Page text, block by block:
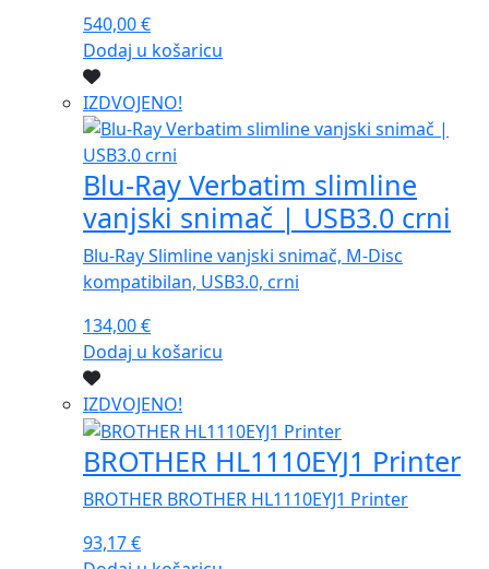
540,00€
Dodaj u košaricu
IZDVOJENO!
Blu-Ray Verbatim slimline
vanjski snimač | USB3.0 crni
Blu-Ray Slimline vanjski snimač, M-Disc
kompatibilan, USB3.0, crni
134,00€
Dodaj u košaricu
IZDVOJENO!
BROTHER HL1110EYJ1 Printer
BROTHER BROTHER HL1110EYJ1 Printer
93,17€